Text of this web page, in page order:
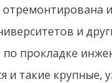
и
по прокладке
и такие крупные,